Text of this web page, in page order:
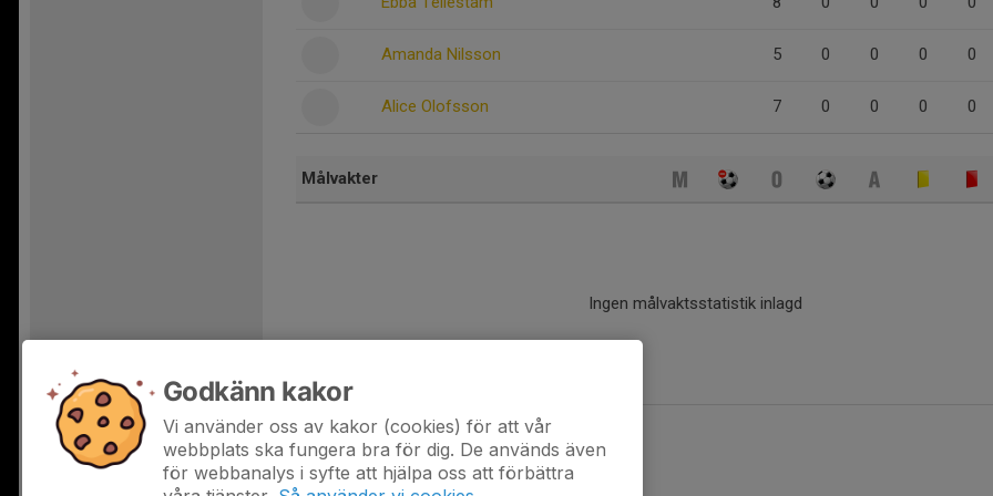
Amanda Nilsson 5 0 0 0 0
Alice Olofsson 7 0 0 0 0
Målvakter
Ingen målvaktsstatistik inlagd
Dela statistik
Godkänn kakor
Vi använder oss av kakor (cookies) för att vår
webbplats ska fungera bra för dig. De används även
för webbanalys i syfte att hjälpa oss att förbättra